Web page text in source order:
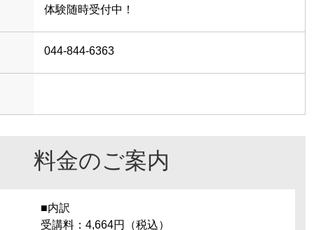
体験随時受付中！
044-844-6363
料金のご案内
■内訳
受講料：4,664円（税込）